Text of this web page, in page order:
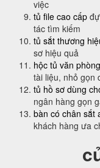
việc
tủ file cao cấp
tác tìm kiếm
tủ sắt thương
sơ hiệu quả
hộc tủ văn
tài liệu, nhỏ gọn
tủ hồ sơ dùng
ngân hàng gọn
bàn có chân sắt
khách hàng ưa